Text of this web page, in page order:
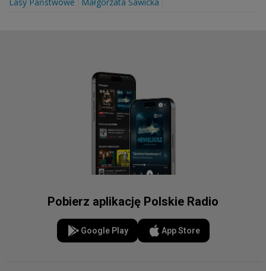
Pobierz aplikację Polskie Radio
Google Play App Store